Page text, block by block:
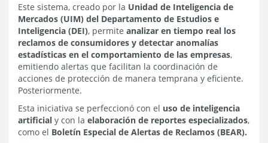
Este sistema, creado por la Unidad de Inteligencia de
Mercados (UIM) del Departamento de Estudios e
Inteligencia (DEI), permite analizar en tiempo real los
reclamos de consumidores y detectar anomalías
estadísticas en el comportamiento de las empresas,
emitiendo alertas que facilitan la coordinación de
acciones de protección de manera temprana y eficiente.
Posteriormente.
Esta iniciativa se perfeccionó con el uso de inteligencia
artificial y con la elaboración de reportes especializados,
como el Boletín Especial de Alertas de Reclamos (BEAR).